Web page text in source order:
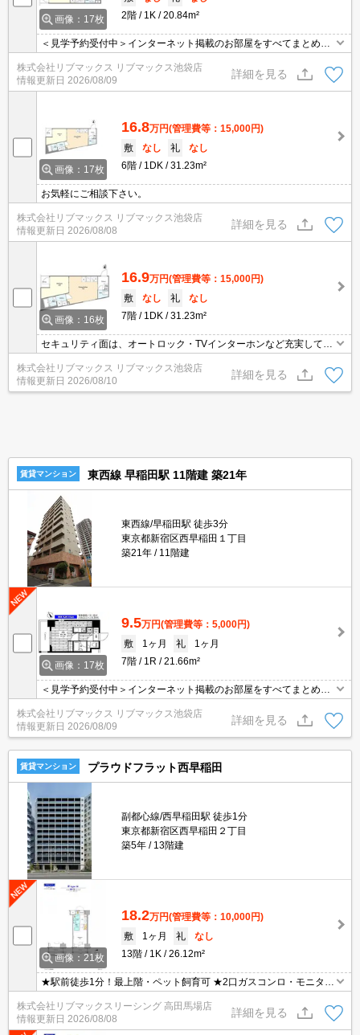
画像：17枚
2階
1K 20.84m²
＜見学予約受付中＞インターネット掲載のお部屋をすべてまとめて
ご紹介可能！ 初期費用クレジット決済可！問合せ当日でもご予約可
能！他社掲載物件もまとめてご紹介可能です。オンライン案内可。
写真・動画送付、WEB契約等来店不要でご契約可能。セキュリティ
充実で安心！お気軽にご相談くださいませ。
株式会社リブマックス リブマックス池袋店
情報更新日 2026/08/09
詳細を見る
画像：17枚
16.8万円(管理費等：15,000円)
敷
なし 礼
なし
6階
1DK 31.23m²
お気軽にご相談下さい。
株式会社リブマックス リブマックス池袋店
情報更新日 2026/08/08
詳細を見る
画像：16枚
16.9万円(管理費等：15,000円)
敷
なし 礼
なし
7階
1DK 31.23m²
セキュリティ面は、オートロック・TVインターホンなど充実してい
るので安心して生活できます。共用部には宅配ボックス・ゴミ出し
24時間OKなどが揃っており、とても充実しています。室内設備は
洗面化粧台・浴室乾燥機など大変充実しております。現在空家とな
っておりますので、お早めのご入居が可能となっております。
株式会社リブマックス リブマックス池袋店
情報更新日 2026/08/10
詳細を見る
賃貸マンション 東西線 早稲田駅 11階建 築21年
東西線/早稲田駅 徒歩3分
東京都新宿区西早稲田１丁目
築21年
11階建
画像：17枚
9.5万円(管理費等：5,000円)
敷
1ヶ月 礼
1ヶ月
7階
1R 21.66m²
＜見学予約受付中＞インターネット掲載のお部屋をすべてまとめて
ご紹介可能！ 初期費用クレジット決済可！問合せ当日でもご予約可
能！他社掲載物件もまとめてご紹介可能です。オンライン案内可。
写真・動画送付、WEB契約等来店不要でご契約可能。セキュリティ
充実で安心！お気軽にご相談くださいませ。
株式会社リブマックス リブマックス池袋店
情報更新日 2026/08/09
詳細を見る
賃貸マンション プラウドフラット西早稲田
副都心線/西早稲田駅 徒歩1分
東京都新宿区西早稲田２丁目
築5年
13階建
画像：21枚
18.2万円(管理費等：10,000円)
敷
1ヶ月 礼
なし
13階
1K 26.12m²
★駅前徒歩1分！最上階・ペット飼育可 ★2口ガスコンロ・モニター
付きオートロック ★宅配ボックス・浴室乾燥機・温水洗浄便座 ★初
期費用はクレジット決済可能！
株式会社リブマックスリーシング 高田馬場店
情報更新日 2026/08/08
詳細を見る